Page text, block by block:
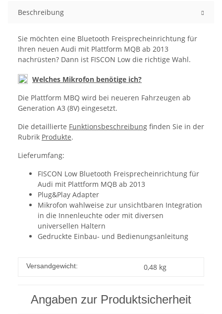
Beschreibung
Sie möchten eine Bluetooth Freisprecheinrichtung für
Ihren neuen Audi mit Plattform MQB ab 2013
nachrüsten? Dann ist FISCON Low die richtige Wahl.
Welches Mikrofon benötige ich?
Die Plattform MBQ wird bei neueren Fahrzeugen ab
Generation A3 (8V) eingesetzt.
Die detaillierte Funktionsbeschreibung finden Sie in der
Rubrik Produkte.
Lieferumfang:
FISCON Low Bluetooth Freisprecheinrichtung für
Audi mit Plattform MQB ab 2013
Plug&Play Adapter
Mikrofon wahlweise zur unsichtbaren Integration
in die Innenleuchte oder mit diversen
universellen Haltern
Gedruckte Einbau- und Bedienungsanleitung
Versandgewicht: 0,48 kg
Angaben zur Produktsicherheit